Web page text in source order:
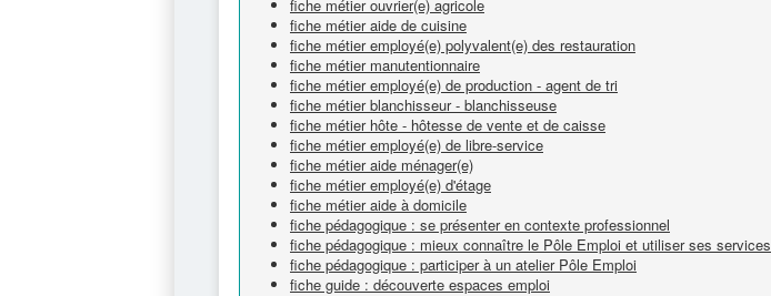
fiche métier ouvrier(e) agricole
fiche métier aide de cuisine
fiche métier employé(e) polyvalent(e) des restauration
fiche métier manutentionnaire
fiche métier employé(e) de production - agent de tri
fiche métier blanchisseur - blanchisseuse
fiche métier hôte - hôtesse de vente et de caisse
fiche métier employé(e) de libre-service
fiche métier aide ménager(e)
fiche métier employé(e) d'étage
fiche métier aide à domicile
fiche pédagogique : se présenter en contexte professionnel
fiche pédagogique : mieux connaître le Pôle Emploi et utiliser ses services
fiche pédagogique : participer à un atelier Pôle Emploi
fiche guide : découverte espaces emploi